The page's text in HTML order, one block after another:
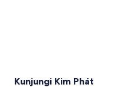
Kunjungi Kim Phát